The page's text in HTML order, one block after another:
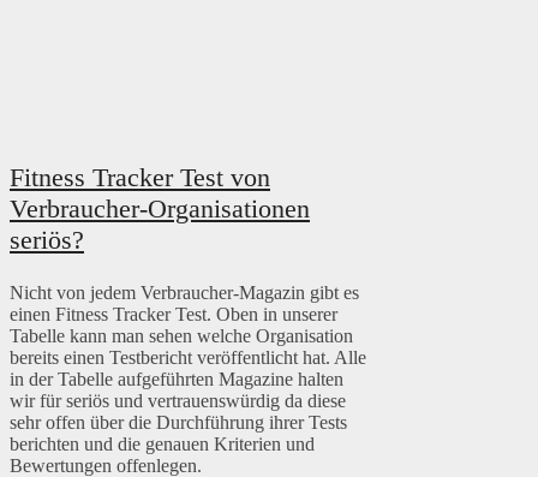
Fitness Tracker Test von
Verbraucher-Organisationen
seriös?
Nicht von jedem Verbraucher-Magazin gibt es
einen Fitness Tracker Test. Oben in unserer
Tabelle kann man sehen welche Organisation
bereits einen Testbericht veröffentlicht hat. Alle
in der Tabelle aufgeführten Magazine halten
wir für seriös und vertrauenswürdig da diese
sehr offen über die Durchführung ihrer Tests
berichten und die genauen Kriterien und
Bewertungen offenlegen.